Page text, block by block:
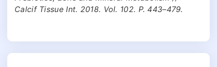
Calcif Tissue Int. 2018. Vol. 102. P. 443–479.